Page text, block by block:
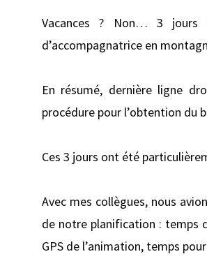
Vacances ? Non… 3 jours
d’accompagnatrice en
En résumé, dernière ligne
procédure pour l’obtention du
Ces 3 jours ont été
Avec mes collègues, nous
de notre planification : temps
GPS de l’animation, temps